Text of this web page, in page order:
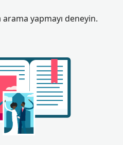
yapmayı deneyin.